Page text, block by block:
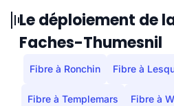
Le déploiement de
Faches-Thumesnil
Fibre à Ronchin Fibre à
Fibre à Templemars Fibre à